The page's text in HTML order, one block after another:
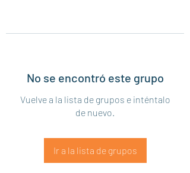
No se encontró este grupo
Vuelve a la lista de grupos e inténtalo
de nuevo.
Ir a la lista de grupos